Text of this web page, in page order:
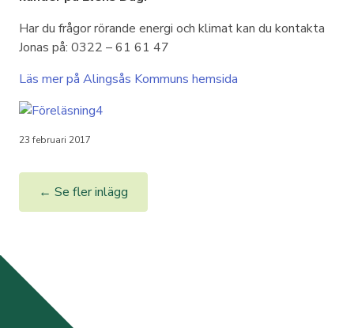
Har du frågor rörande energi och klimat kan du kontakta
Jonas på: 0322 – 61 61 47
Läs mer på Alingsås Kommuns hemsida
23 februari 2017
← Se fler inlägg